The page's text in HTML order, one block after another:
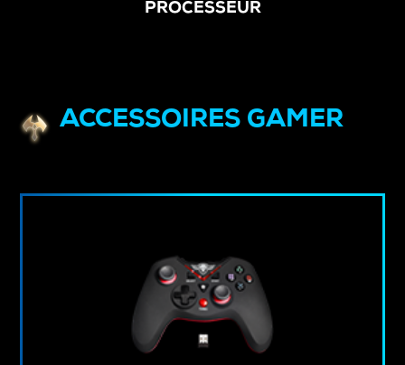
PROCESSEUR
ACCESSOIRES GAMER